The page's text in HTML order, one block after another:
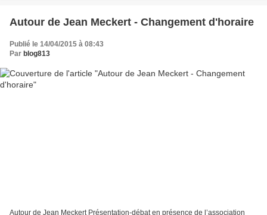
Autour de Jean Meckert - Changement d'horaire
Publié le 14/04/2015 à 08:43
Par blog813
Autour de Jean Meckert Présentation-débat en présence de l’association